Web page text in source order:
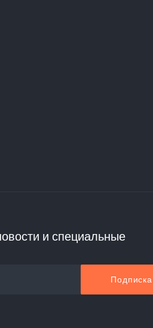
и специальные